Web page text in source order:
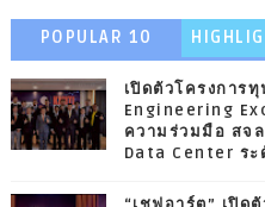
POPULAR 10
เปิดตัวโครงการ
Engineering
ความร่วมมือ สจ
Data Center ระ